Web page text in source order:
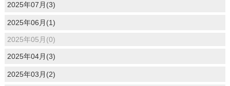
2025年07月(3)
2025年06月(1)
2025年05月(0)
2025年04月(3)
2025年03月(2)